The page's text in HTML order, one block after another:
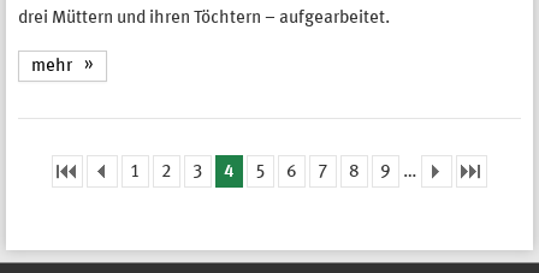
drei Müttern und ihren Töchtern – aufgearbeitet.
mehr
1 2 3 4 5 6 7 8 9 …